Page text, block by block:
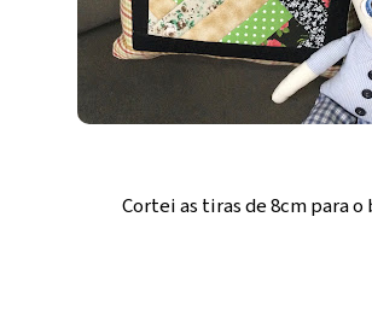
Cortei as tiras de 8cm para o